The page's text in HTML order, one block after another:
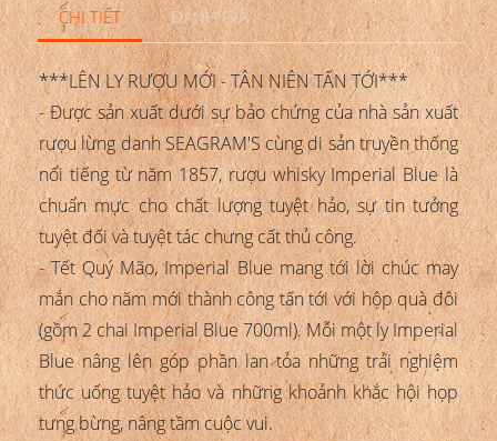
CHI TIẾT ĐÁNH GIÁ
***LÊN LY RƯỢU MỚI - TÂN NIÊN TẤN TỚI***
- Được sản xuất dưới sự bảo chứng của nhà sản xuất
rượu lừng danh SEAGRAM'S cùng di sản truyền thống
nổi tiếng từ năm 1857, rượu whisky Imperial Blue là
chuẩn mực cho chất lượng tuyệt hảo, sự tin tưởng
tuyệt đối và tuyệt tác chưng cất thủ công.
- Tết Quý Mão, Imperial Blue mang tới lời chúc may
mắn cho năm mới thành công tấn tới với hộp quà đôi
(gồm 2 chai Imperial Blue 700ml). Mỗi một ly Imperial
Blue nâng lên góp phần lan tỏa những trải nghiệm
thức uống tuyệt hảo và những khoảnh khắc hội họp
tưng bừng, nâng tầm cuộc vui.